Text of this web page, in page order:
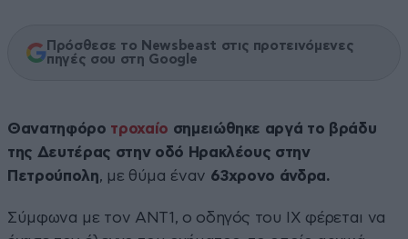
Πρόσθεσε το Newsbeast στις προτεινόμενες
πηγές σου στη Google
Θανατηφόρο τροχαίο σημειώθηκε αργά το βράδυ
της Δευτέρας στην οδό Ηρακλέους στην
Πετρούπολη, με θύμα έναν 63χρονο άνδρα.
Σύμφωνα με τον ΑΝΤ1, ο οδηγός του ΙΧ φέρεται να